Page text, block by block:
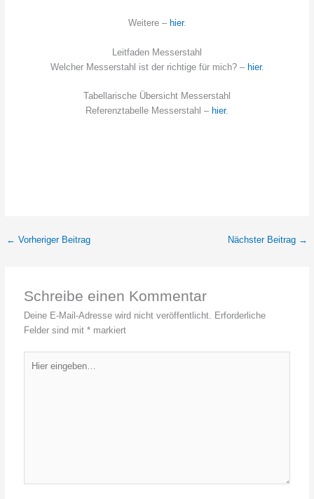
Weitere – hier.
Leitfaden Messerstahl
Welcher Messerstahl ist der richtige für mich? – hier.
Tabellarische Übersicht Messerstahl
Referenztabelle Messerstahl – hier.
← Vorheriger Beitrag Nächster Beitrag →
Schreibe einen Kommentar
Deine E-Mail-Adresse wird nicht veröffentlicht. Erforderliche
Felder sind mit* markiert
eingeben…